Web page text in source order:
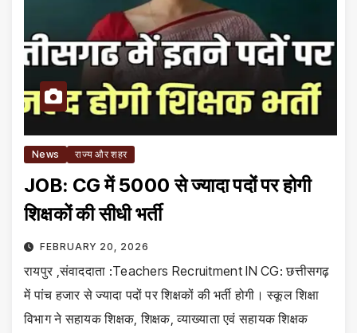
News राज्य और शहर
JOB: CG में 5000 से ज्यादा पदों पर होगी
शिक्षकों की सीधी भर्ती
FEBRUARY 20, 2026
रायपुर ,संवाददाता :Teachers Recruitment IN CG: छत्तीसगढ़
में पांच हजार से ज्यादा पदों पर शिक्षकों की भर्ती होगी। स्कूल शिक्षा
विभाग ने सहायक शिक्षक, शिक्षक, व्याख्याता एवं सहायक शिक्षक